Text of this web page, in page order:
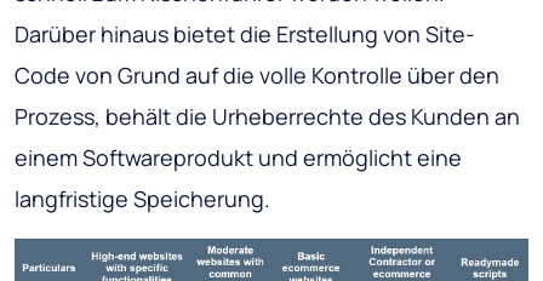
Darüber hinaus bietet die Erstellung von Site-
Code von Grund auf die volle Kontrolle über den
Prozess, behält die Urheberrechte des Kunden an
einem Softwareprodukt und ermöglicht eine
langfristige Speicherung.